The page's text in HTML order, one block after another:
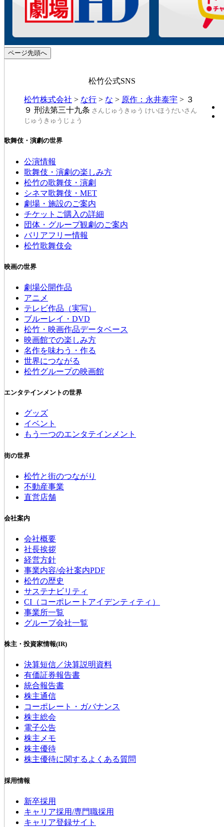
ページ先頭へ
松竹公式SNS
松竹株式会社 > な行 > な > 原作：永井泰宇 > ３
９ 刑法第三十九条 さんじゅうきゅう けいほうだいさん
じゅうきゅうじょう
歌舞伎・演劇の世界
公演情報
歌舞伎・演劇の楽しみ方
松竹の歌舞伎・演劇
シネマ歌舞伎・MET
劇場・施設のご案内
チケットご購入の詳細
団体・グループ観劇のご案内
バリアフリー情報
松竹歌舞伎会
映画の世界
劇場公開作品
アニメ
テレビ作品（実写）
ブルーレイ・DVD
松竹・映画作品データベース
映画館での楽しみ方
名作を味わう・作る
世界につながる
松竹グループの映画館
エンタテインメントの世界
グッズ
イベント
もう一つのエンタテインメント
街の世界
松竹と街のつながり
不動産事業
直営店舗
会社案内
会社概要
社長挨拶
経営方針
事業内容/会社案内PDF
松竹の歴史
サステナビリティ
CI（コーポレートアイデンティティ）
事業所一覧
グループ会社一覧
株主・投資家情報(IR)
決算短信／決算説明資料
有価証券報告書
統合報告書
株主通信
コーポレート・ガバナンス
株主総会
電子公告
株主メモ
株主優待
株主優待に関するよくある質問
採用情報
新卒採用
キャリア採用/専門職採用
キャリア登録サイト